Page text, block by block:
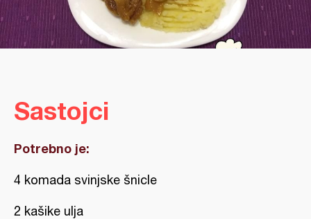
Sastojci
Potrebno je:
4 komada svinjske šnicle
2 kašike ulja